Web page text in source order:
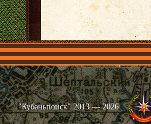
Главная Имена
"Кубаньпоиск" 2013 — 2026